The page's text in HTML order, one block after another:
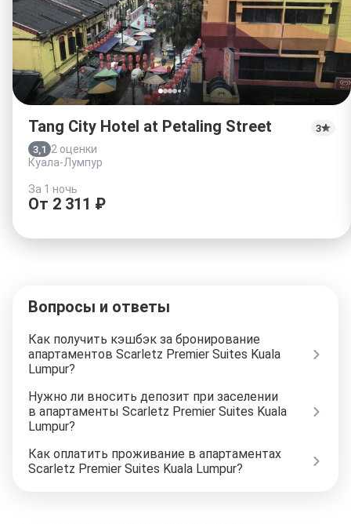
Tang City Hotel at Petaling Street
3
3,1 2 оценки
Куала-Лумпур
За 1 ночь
От 2 311 ₽
Вопросы и ответы
Как получить кэшбэк за бронирование
апартаментов Scarletz Premier Suites Kuala
Lumpur?
Нужно ли вносить депозит при заселении
в апартаменты Scarletz Premier Suites Kuala
Lumpur?
Как оплатить проживание в апартаментах
Scarletz Premier Suites Kuala Lumpur?